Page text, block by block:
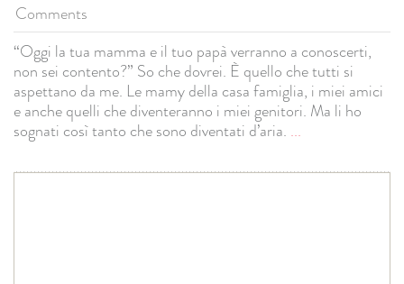
Comments
“Oggi la tua mamma e il tuo papà verranno a conoscerti,
non sei contento?” So che dovrei. È quello che tutti si
aspettano da me. Le mamy della casa famiglia, i miei amici
e anche quelli che diventeranno i miei genitori. Ma li ho
sognati così tanto che sono diventati d’aria. ...